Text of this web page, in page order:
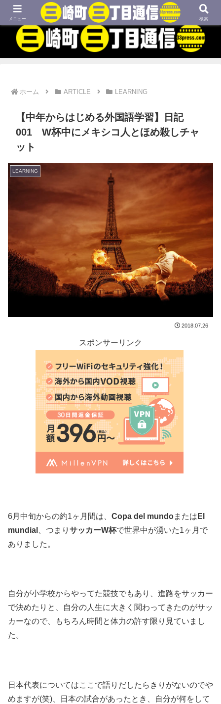
MBTIネタや映画、外国語学習などについてのブログです
ホーム ARTICLE LEARNING
【中年からはじめる外国語学習】日記
001 W杯中にメキシコ人とほめ殺しチャ
ット
LEARNING
2018.07.26
スポンサーリンク
6月中旬からの約1ヶ月間は、 Copa del mundoまたは El
mundial
、つまり サッカーW杯で世界中が湧いた1ヶ月で
ありました。
自分が小学校からやってた競技でもあり、進路をサッカー
で決めたりと、自分の人生に大きく関わってきたのがサッ
カーなので、もちろん時間と体力の許す限り見ていまし
た。
日本代表についてはここで語りだしたらきりがないのでや
めますが(笑)、日本の試合があったとき、自分が何をして
メニュー 検索